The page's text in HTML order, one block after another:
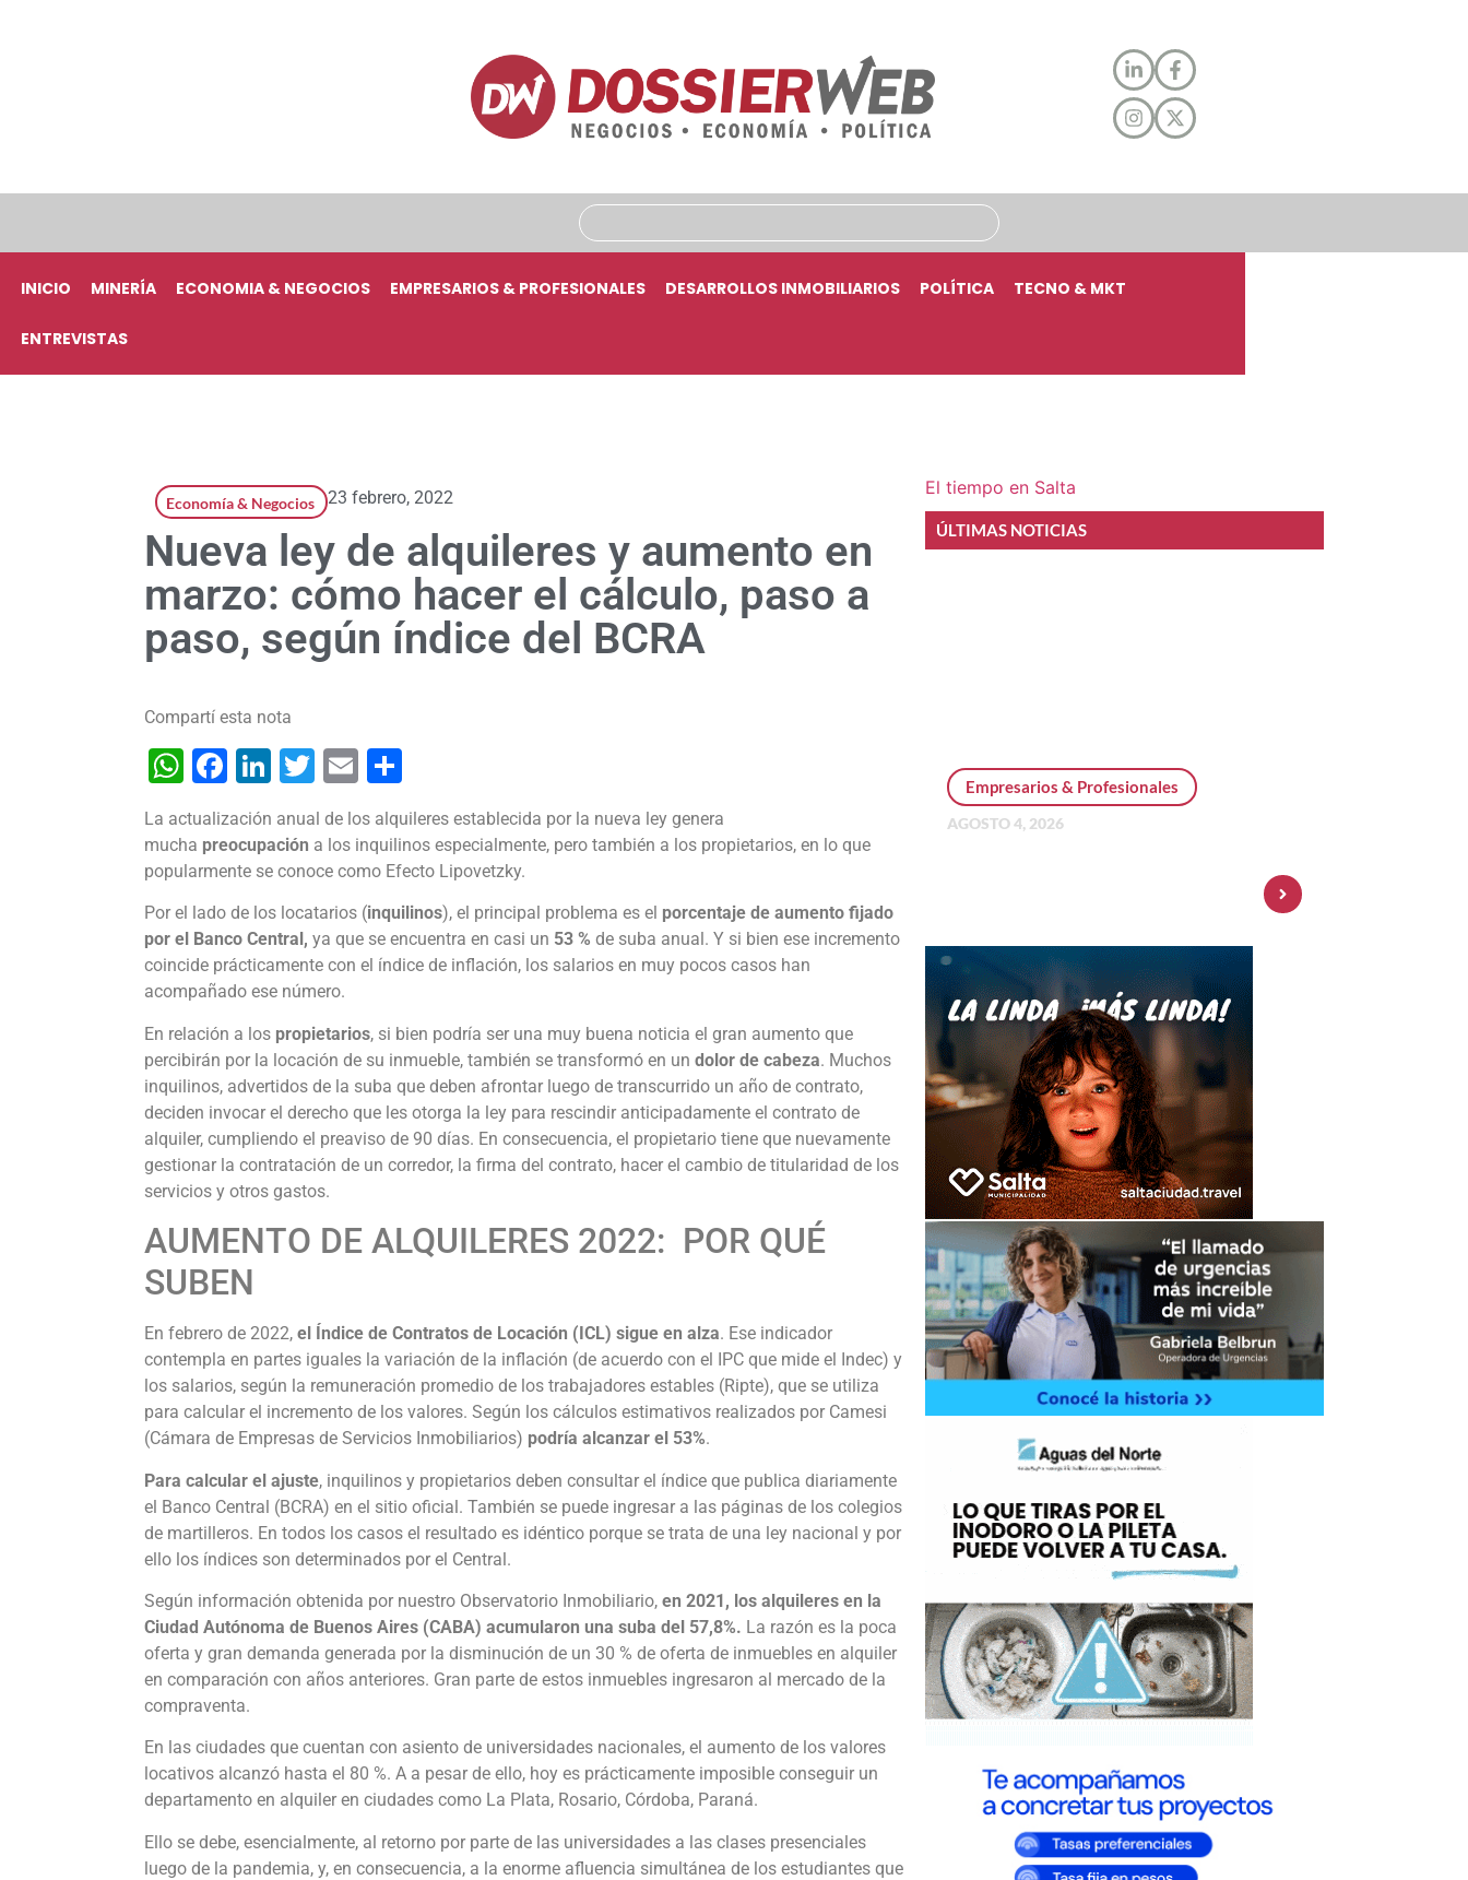
INICIO MINERÍA ECONOMIA & NEGOCIOS EMPRESARIOS & PROFESIONALES DESARROLLOS INMOBILIARIOS POLÍTICA TECNO & MKT
ENTREVISTAS
Economía & Negocios 23 febrero, 2022
Nueva ley de alquileres y aumento en
marzo: cómo hacer el cálculo, paso a
paso, según índice del BCRA
Compartí esta nota
WhatsApp
Facebook
LinkedIn
Twitter
Email
La actualización anual de los alquileres establecida por la nueva ley genera
mucha preocupación a los inquilinos especialmente, pero también a los propietarios, en lo que
popularmente se conoce como Efecto Lipovetzky.
Por el lado de los locatarios (inquilinos), el principal problema es el porcentaje de aumento fijado
por el Banco Central, ya que se encuentra en casi un 53 % de suba anual. Y si bien ese incremento
coincide prácticamente con el índice de inflación, los salarios en muy pocos casos han
acompañado ese número.
En relación a los propietarios, si bien podría ser una muy buena noticia el gran aumento que
percibirán por la locación de su inmueble, también se transformó en un dolor de cabeza. Muchos
inquilinos, advertidos de la suba que deben afrontar luego de transcurrido un año de contrato,
deciden invocar el derecho que les otorga la ley para rescindir anticipadamente el contrato de
alquiler, cumpliendo el preaviso de 90 días. En consecuencia, el propietario tiene que nuevamente
gestionar la contratación de un corredor, la firma del contrato, hacer el cambio de titularidad de los
servicios y otros gastos.
AUMENTO DE ALQUILERES 2022: POR QUÉ
SUBEN
En febrero de 2022, el Índice de Contratos de Locación (ICL) sigue en alza. Ese indicador
contempla en partes iguales la variación de la inflación (de acuerdo con el IPC que mide el Indec) y
los salarios, según la remuneración promedio de los trabajadores estables (Ripte), que se utiliza
para calcular el incremento de los valores. Según los cálculos estimativos realizados por Camesi
(Cámara de Empresas de Servicios Inmobiliarios) podría alcanzar el 53%.
Para calcular el ajuste, inquilinos y propietarios deben consultar el índice que publica diariamente
el Banco Central (BCRA) en el sitio oficial. También se puede ingresar a las páginas de los colegios
de martilleros. En todos los casos el resultado es idéntico porque se trata de una ley nacional y por
ello los índices son determinados por el Central.
Según información obtenida por nuestro Observatorio Inmobiliario, en 2021, los alquileres en la
Ciudad Autónoma de Buenos Aires (CABA) acumularon una suba del 57,8%. La razón es la poca
oferta y gran demanda generada por la disminución de un 30 % de oferta de inmuebles en alquiler
en comparación con años anteriores. Gran parte de estos inmuebles ingresaron al mercado de la
compraventa.
En las ciudades que cuentan con asiento de universidades nacionales, el aumento de los valores
locativos alcanzó hasta el 80 %. A a pesar de ello, hoy es prácticamente imposible conseguir un
departamento en alquiler en ciudades como La Plata, Rosario, Córdoba, Paraná.
Ello se debe, esencialmente, al retorno por parte de las universidades a las clases presenciales
luego de la pandemia, y, en consecuencia, a la enorme afluencia simultánea de los estudiantes que
El tiempo en Salta
ÚLTIMAS NOTICIAS
Empresarios & Profesionales
AGOSTO 4, 2026